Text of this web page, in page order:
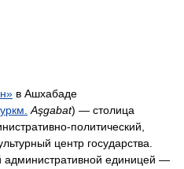
в Ашхабаде
Aşgabat) — столица
политический,
центр государства.
административной единицей —